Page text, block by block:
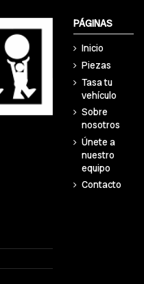
PÁGINAS
Inicio
Piezas
Tasa tu
vehículo
Sobre
nosotros
Únete a
nuestro
equipo
Contacto